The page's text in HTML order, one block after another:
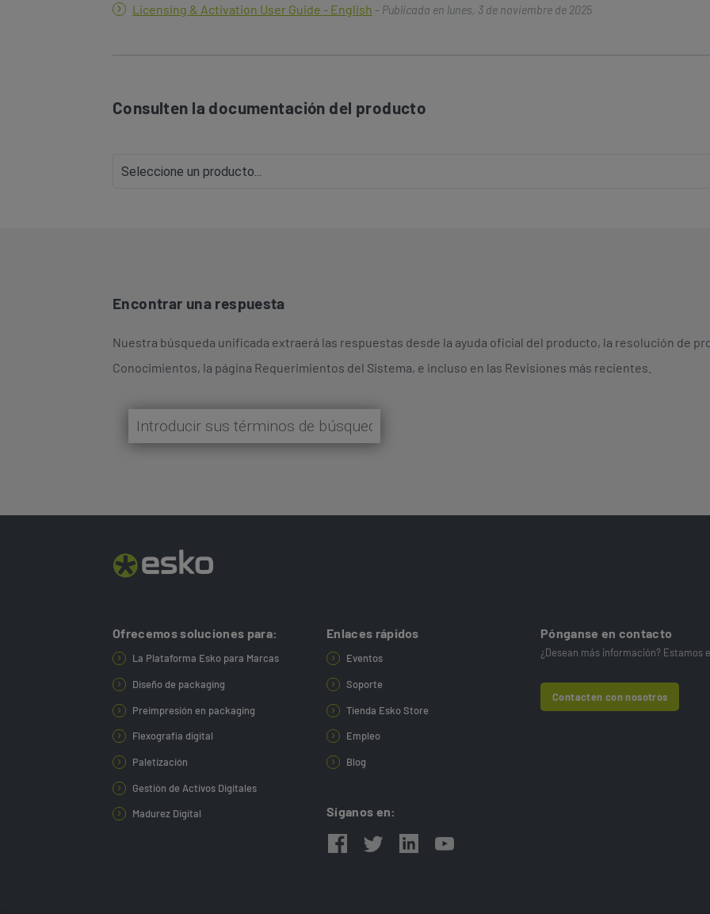
Licensing & Activation User Guide - English - Publicada en lunes, 3 de noviembre de 2025
Consulten la documentación del producto
Encontrar una respuesta
Nuestra búsqueda unificada extraerá las respuestas desde la ayuda oficial del producto, la resolución de
Conocimientos, la página Requerimientos del Sistema, e incluso en las Revisiones más recientes.
Ofrecemos soluciones para:
La Plataforma Esko para Marcas
Diseño de packaging
Preimpresión en packaging
Flexografía digital
Paletización
Gestión de Activos Digitales
Madurez Digital
Enlaces rápidos
Eventos
Soporte
Tienda Esko Store
Empleo
Blog
Síganos en:
Pónganse en contacto
¿Desean más información? Estamos
Contacten con nosotros